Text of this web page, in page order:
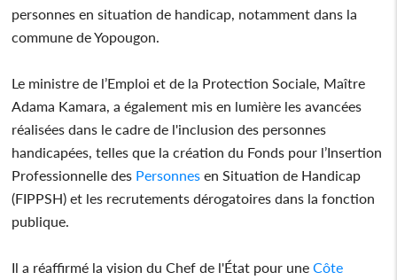
personnes en situation de handicap, notamment dans la
commune de Yopougon.
Le ministre de l’Emploi et de la Protection Sociale, Maître
Adama Kamara, a également mis en lumière les avancées
réalisées dans le cadre de l'inclusion des personnes
handicapées, telles que la création du Fonds pour l’Insertion
Professionnelle des Personnes en Situation de Handicap
(FIPPSH) et les recrutements dérogatoires dans la fonction
publique.
Il a réaffirmé la vision du Chef de l'État pour une Côte